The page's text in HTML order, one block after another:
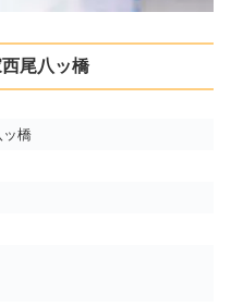
尾八ッ橋
ッ橋